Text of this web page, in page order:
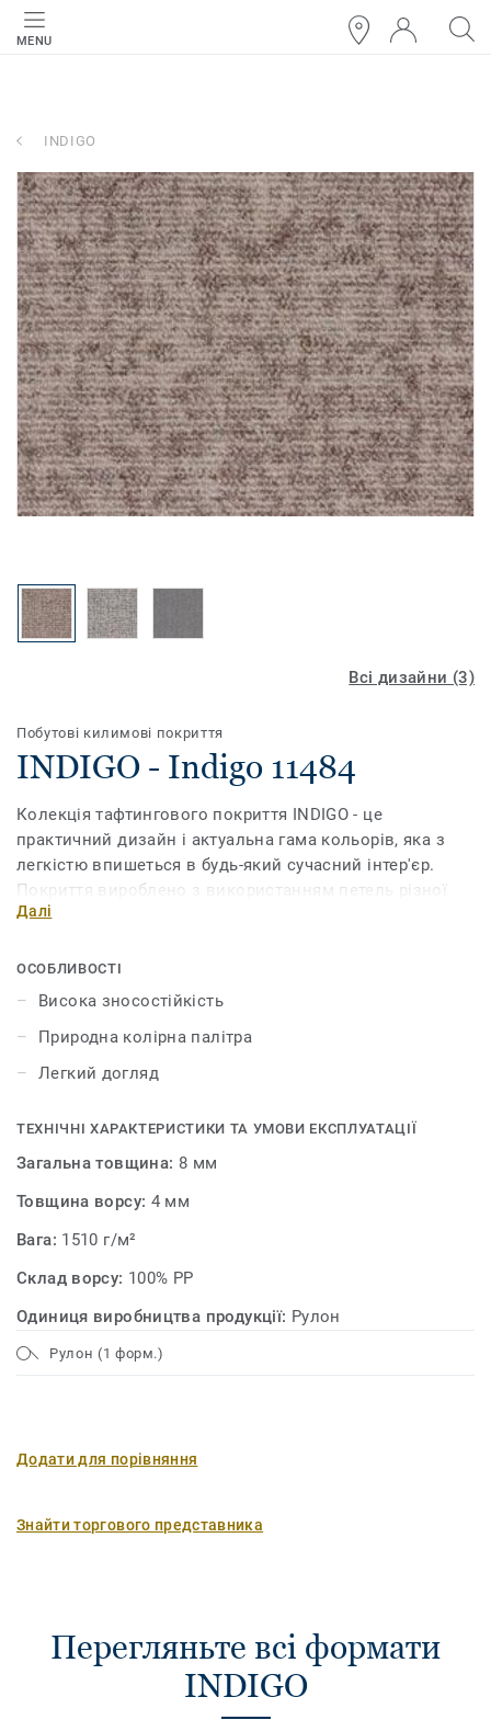
MENU
INDIGO
Всі дизайни (3)
Побутові килимові покриття
INDIGO - Indigo 11484
Колекція тафтингового покриття INDIGO - це
практичний дизайн і актуальна гама кольорів, яка з
легкістю впишеться в будь-який сучасний інтер'єр.
Покриття вироблено з використанням петель різної
висоти.
Далі
ОСОБЛИВОСТІ
Висока зносостійкість
Природна колірна палітра
Легкий догляд
ТЕХНІЧНІ ХАРАКТЕРИСТИКИ ТА УМОВИ ЕКСПЛУАТАЦІЇ
Загальна товщина: 8 мм
Товщина ворсу: 4 мм
Вага: 1510 г/м²
Склад ворсу: 100% PP
Одиниця виробництва продукції: Рулон
Рулон (1 форм.)
Додати для порівняння
Знайти торгового представника
Перегляньте всі формати
INDIGO